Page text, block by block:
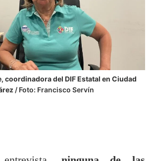
coordinadora del DIF Estatal en Ciudad
/ Foto: Francisco Servín